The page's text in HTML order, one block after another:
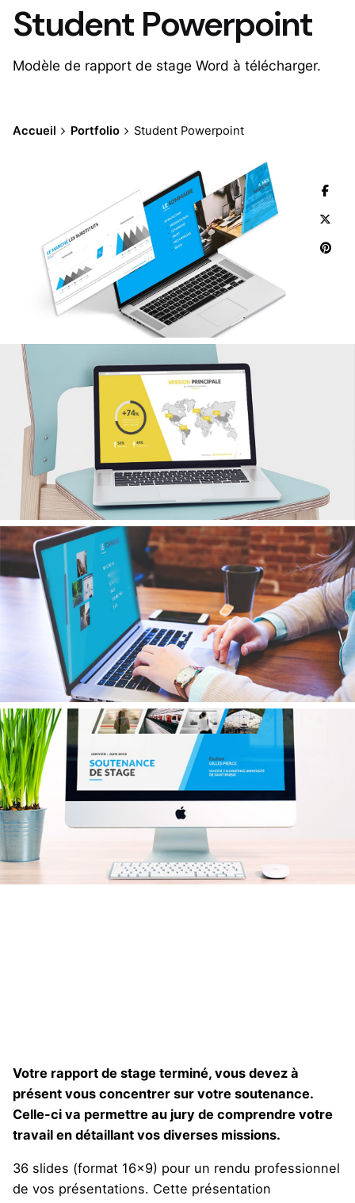
Student Powerpoint
Modèle de rapport de stage Word à télécharger.
Accueil Portfolio Student Powerpoint
Votre rapport de stage terminé, vous devez à
présent vous concentrer sur votre soutenance.
Celle-ci va permettre au jury de comprendre votre
travail en détaillant vos diverses missions.
36 slides (format 16×9) pour un rendu professionnel
de vos présentations. Cette présentation